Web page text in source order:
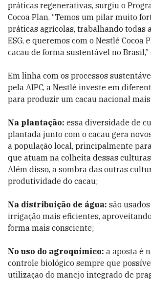
práticas regenerativas, surgiu o
Cocoa Plan. “Temos um pilar muito
práticas agrícolas, trabalhando todas
ESG, e queremos com o Nestlé Cocoa
cacau de forma sustentável no Brasil,”
Em linha com os processos
pela AIPC, a Nestlé investe em
para produzir um cacau nacional
Na plantação: essa diversidade de
plantada junto com o cacau gera
a população local, principalmente
que atuam na colheita dessas
Além disso, a sombra das outras
produtividade do cacau;
Na distribuição de água: são
irrigação mais eficientes,
forma mais consciente;
No uso do agroquímico: a aposta é
controle biológico sempre que
utilização do manejo integrado de